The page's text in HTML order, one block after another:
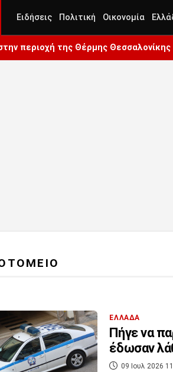
Ειδήσεις Πολιτική Οικονομία
περιοχή της Θέρμης
ΕΛΛΑΔΑ
Πήγε να
έδωσαν
09 Ιουλ 2026